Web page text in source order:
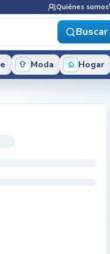
Quiénes somos
Buscar
Moda Hogar